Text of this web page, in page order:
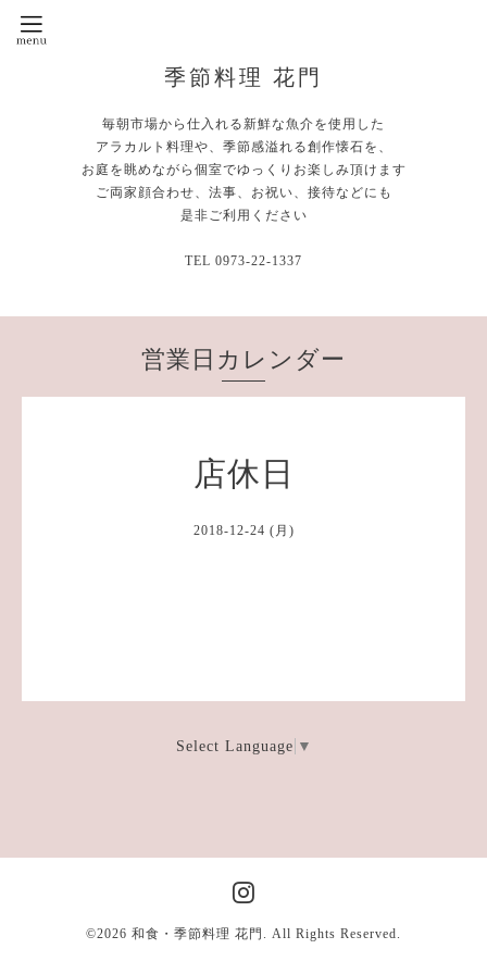
季節料理 花門
毎朝市場から仕入れる新鮮な魚介を使用した
アラカルト料理や、季節感溢れる創作懐石を、
お庭を眺めながら個室でゆっくりお楽しみ頂けます
ご両家顔合わせ、法事、お祝い、接待などにも
是非ご利用ください
TEL 0973-22-1337
営業日カレンダー
店休日
2018-12-24 (月)
Select Language ▼
©2026 和食・季節料理 花門 . All Rights Reserved.